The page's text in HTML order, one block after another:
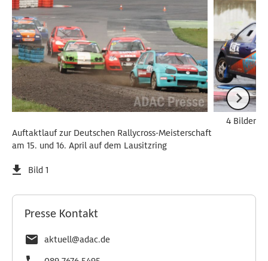
Auftaktlauf zur Deutschen Rallycross-Meisterschaft
am 15. und 16. April auf dem Lausitzring
Bild 1
4 Bilder
Presse Kontakt
aktuell@adac.de